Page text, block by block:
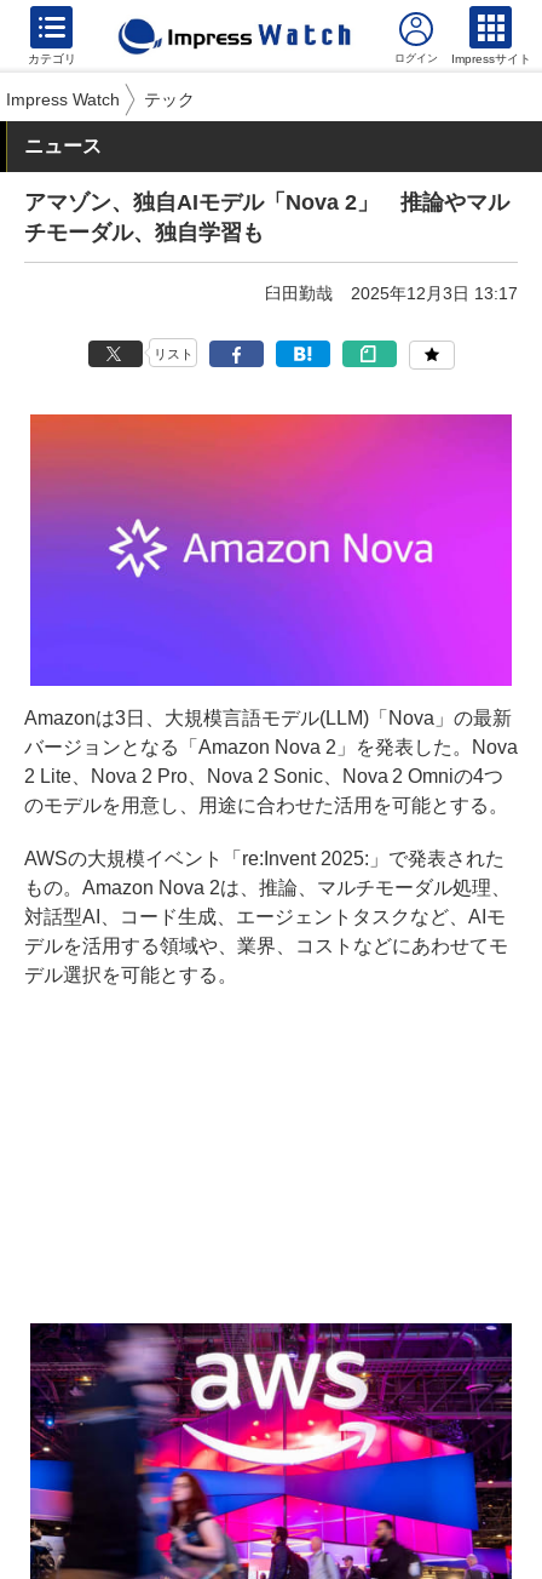
カテゴリ Impressサイト
Impress Watch テック
ニュース
アマゾン、独自AIモデル「Nova 2」 推論やマル
チモーダル、独自学習も
臼田勤哉 2025年12月3日 13:17
リスト
Amazonは3日、大規模言語モデル(LLM)「Nova」の最新
バージョンとなる「Amazon Nova 2」を発表した。Nova
2 Lite、Nova 2 Pro、Nova 2 Sonic、Nova 2 Omniの4つ
のモデルを用意し、用途に合わせた活用を可能とする。
AWSの大規模イベント「re:Invent 2025:」で発表された
もの。Amazon Nova 2は、推論、マルチモーダル処理、
対話型AI、コード生成、エージェントタスクなど、AIモ
デルを活用する領域や、業界、コストなどにあわせてモ
デル選択を可能とする。